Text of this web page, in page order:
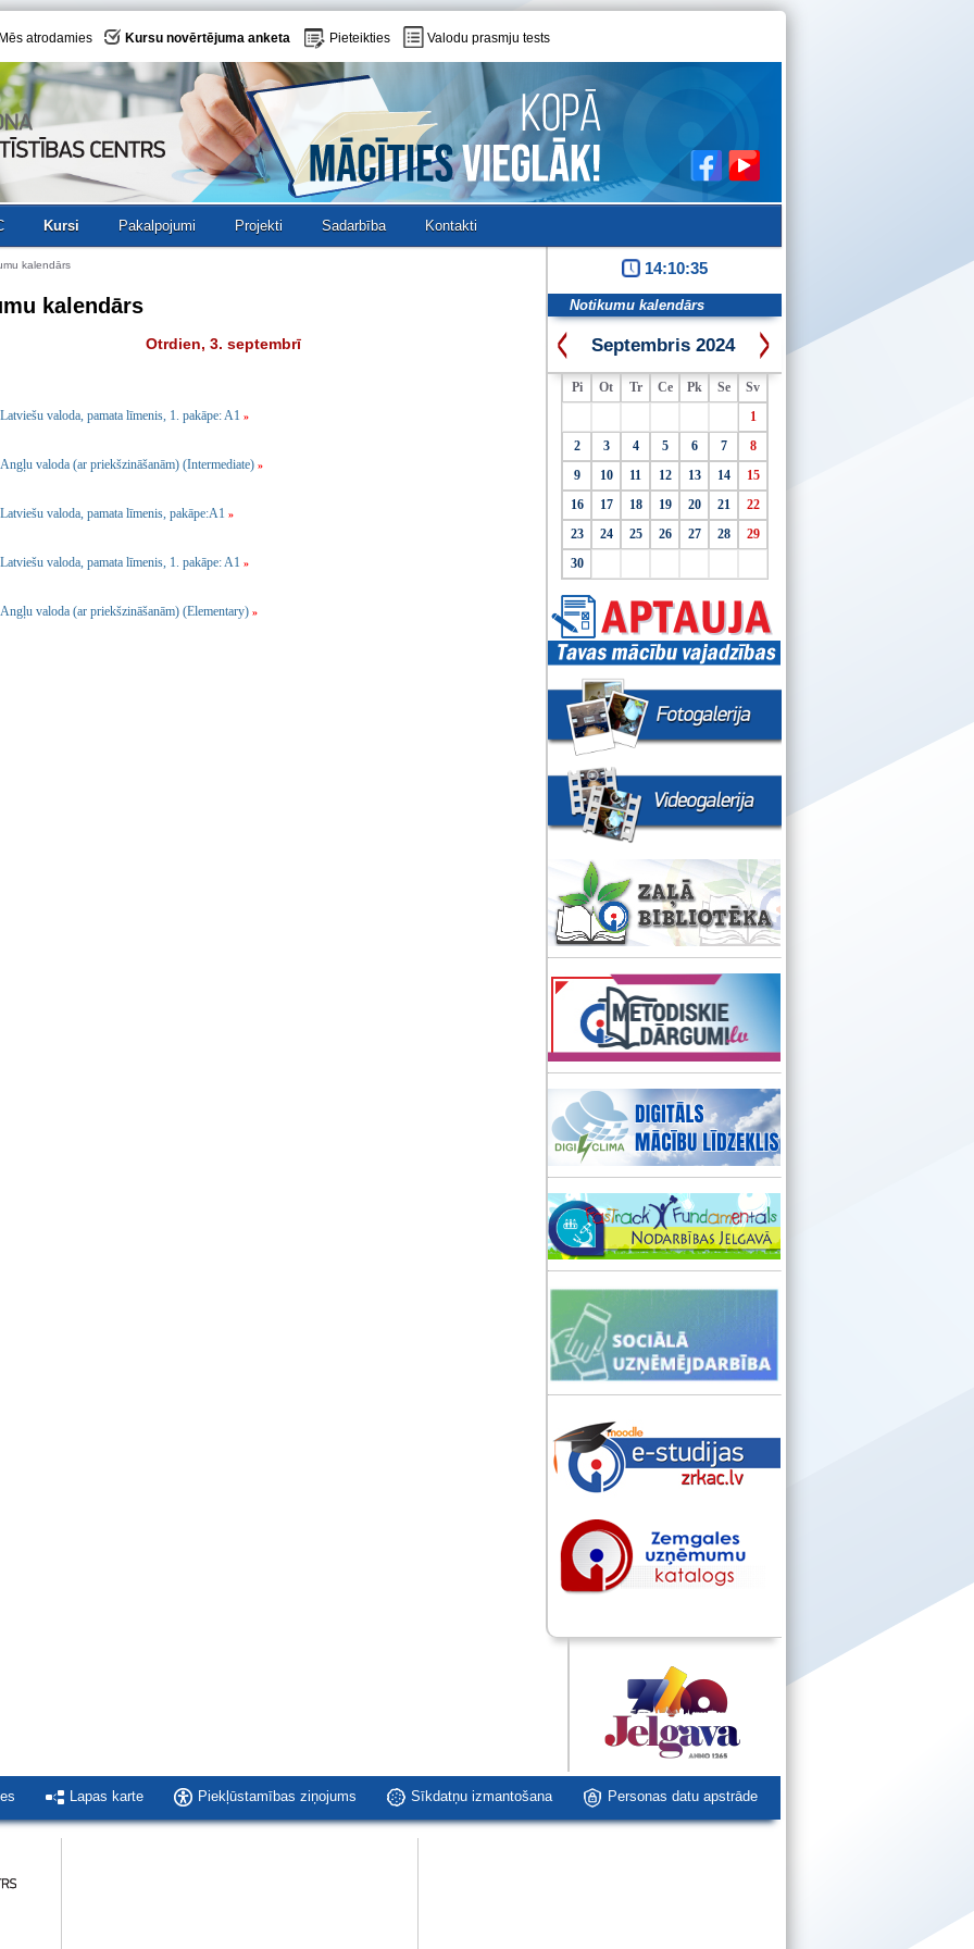
Mēs atrodamies Kursu novērtējuma anketa Pieteikties Valodu prasmju tests
Kursi Pakalpojumi Projekti Sadarbība Kontakti
kalendārs
kalendārs
Otrdien, 3. septembrī
Latviešu valoda, pamata līmenis, 1. pakāpe: A1 »
Angļu valoda (ar priekšzināšanām) (Intermediate) »
Latviešu valoda, pamata līmenis, pakāpe:A1 »
Latviešu valoda, pamata līmenis, 1. pakāpe: A1 »
Angļu valoda (ar priekšzināšanām) (Elementary) »
14:10:35
Notikumu kalendārs
Septembris 2024
Pi Ot Tr Ce Pk Se
Sv
1
2
3 4 5 6 7
8
9
10 11 12 13 14
15
16
17 18 19 20 21
22
23
24 25 26 27 28
29
30
Lapas karte Piekļūstamības ziņojums Sīkdatņu izmantošana Personas datu apstrāde